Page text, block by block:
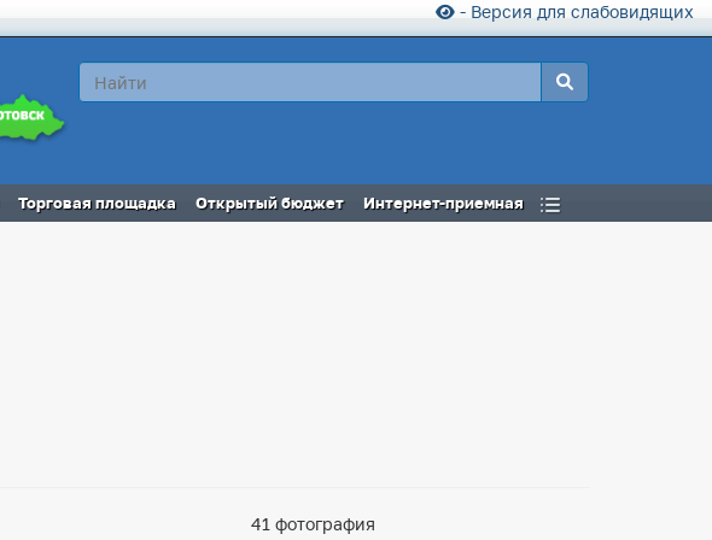
- Версия для слабовидящих
Торговая площадка Открытый бюджет Интернет-приемная
41 фотография